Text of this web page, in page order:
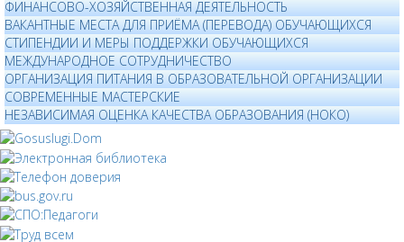
ФИНАНСОВО-ХОЗЯЙСТВЕННАЯ ДЕЯТЕЛЬНОСТЬ
ВАКАНТНЫЕ МЕСТА ДЛЯ ПРИЁМА (ПЕРЕВОДА) ОБУЧАЮЩИХСЯ
СТИПЕНДИИ И МЕРЫ ПОДДЕРЖКИ ОБУЧАЮЩИХСЯ
МЕЖДУНАРОДНОЕ СОТРУДНИЧЕСТВО
ОРГАНИЗАЦИЯ ПИТАНИЯ В ОБРАЗОВАТЕЛЬНОЙ ОРГАНИЗАЦИИ
СОВРЕМЕННЫЕ МАСТЕРСКИЕ
НЕЗАВИСИМАЯ ОЦЕНКА КАЧЕСТВА ОБРАЗОВАНИЯ (НОКО)